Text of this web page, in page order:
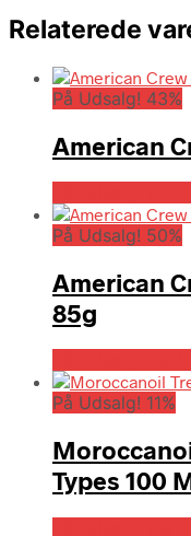
Relaterede
På Udsalg! 43%
American
På Udsalg! 50%
American
85g
På Udsalg! 11%
Types 100